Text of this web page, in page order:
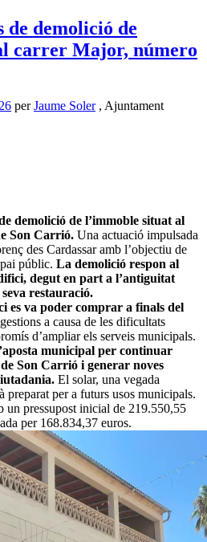
de demolició de
carrer Major, número
perJaume Soler , Ajuntament
demolició de l’immoble situat al
Son Carrió. Una actuació impulsada
des Cardassar amb l’objectiu de
públic. La demolició respon al
degut en part a l’antiguitat
restauració.
es va poder comprar a finals del
a causa de les dificultats
d’ampliar els serveis municipals.
municipal per continuar
Son Carrió i generar noves
El solar, una vegada
preparat per a futurs usos municipals.
un pressupost inicial de 219.550,55
per 168.834,37 euros.